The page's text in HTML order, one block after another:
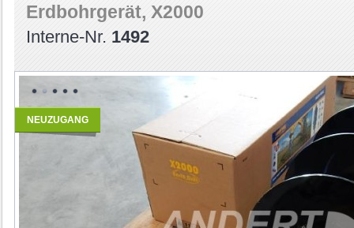
Erdbohrgerät, X2000
Interne-Nr. 1492
NEUZUGANG